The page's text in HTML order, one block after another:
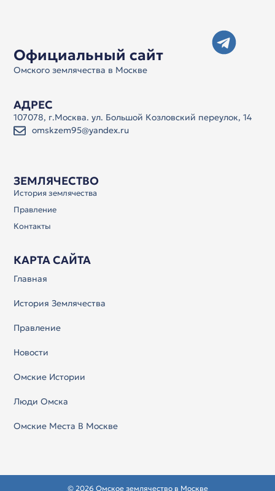
Официальный сайт
Омского землячества в Москве
ЗЕМЛЯЧЕСТВО
История землячества
Правление
Контакты
КАРТА САЙТА
Главная
История Землячества
Правление
Новости
Омские Истории
Люди Омска
Омские Места В Москве
АДРЕС
107078, г.Москва. ул. Большой Козловский переулок, 14
omskzem95@yandex.ru
© 2026 Омское землячество в Москве